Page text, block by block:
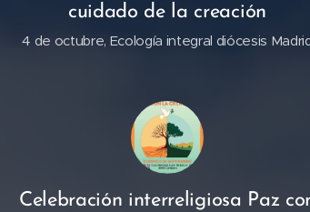
cuidado de la creación
4 de octubre, Ecología integral diócesis
Celebración interreligiosa Paz